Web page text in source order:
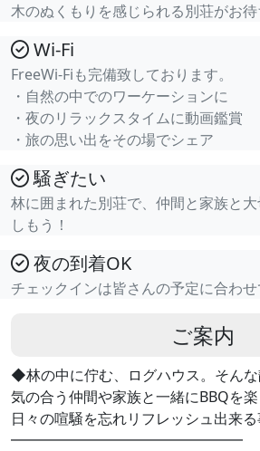
木のぬくもりを感じられる別荘がお待
Wi-Fi
FreeWi-Fiも完備致しております。
・自然の中でのワーケーションに
・夜のリラックスタイムに動画鑑賞
・旅の思い出をその場でシェア
騒ぎたい
林に囲まれた別荘で、仲間と家族と
しもう！
夜の到着OK
チェックインは皆さんの予定に合わせ
ご案内
◆林の中に佇む、ログハウス。そんな
気の合う仲間や家族と一緒にBBQを
日々の喧騒を忘れリフレッシュ出来る
━━━━━━━━━━━━━━━━